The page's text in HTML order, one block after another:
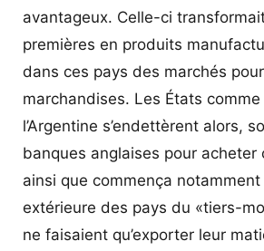
avantageux. Celle-ci
premières en produits
dans ces pays des marchés
marchandises. Les États comme
l’Argentine s’endettèrent alors,
banques anglaises pour acheter
ainsi que commença
extérieure des pays du «tiers-
ne faisaient qu’exporter leur